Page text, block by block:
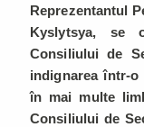
Reprezentantul
Kyslytsya, se
Consiliului de
indignarea într-o
în mai multe
Consiliului de